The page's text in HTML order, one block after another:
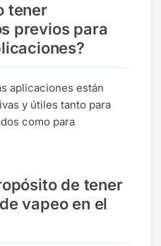
tener
previos para
aplicaciones están
y útiles tanto para
como para
de tener
vapeo en el